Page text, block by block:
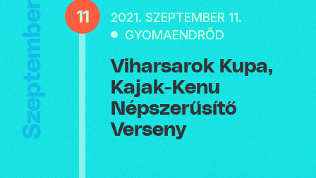
Szeptember 11
2021. SZEPTEMBER 11.
GYOMAENDRŐD
Viharsarok Kupa,
Kajak-Kenu
Népszerűsítő
Verseny